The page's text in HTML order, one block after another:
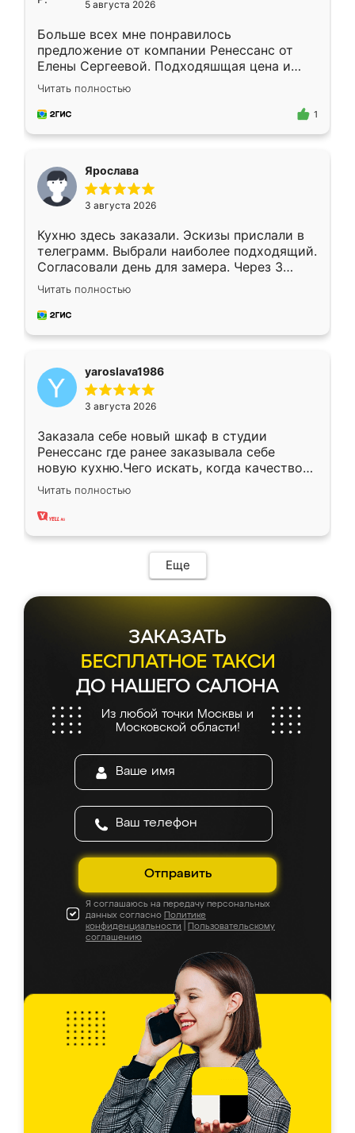
5 августа 2026
Больше всех мне понравилось
предложение от компании Ренессанс от
Елены Сергеевой. Подходяшщая цена и
короткие сроки изготовления. Приехавший
для замера сотрудник Владислав
предложил по моему эскизу самый
Читать полностью
1
Ярослава
3 августа 2026
Кухню здесь заказали. Эскизы прислали в
телеграмм. Выбрали наиболее подходящий.
Согласовали день для замера. Через 3
недели кухня была уже готова. Остались
довольны работой. Спасибо Ренессанс
мебель за качественную работу!
Читать полностью
yaroslava1986
3 августа 2026
Заказала себе новый шкаф в студии
Ренессанс где ранее заказывала себе
новую кухню.Чего искать, когда качеством
вполне довольна. Служит кухня уже почти
два года, нареканий нет.
Читать полностью
Еще
ЗАКАЗАТЬ
БЕСПЛАТНОЕ ТАКСИ
ДО НАШЕГО САЛОНА
Из любой точки Москвы и
Московской области!
Отправить
Я соглашаюсь на передачу персональных
данных согласно Политике
конфиденциальности
Пользовательскому
соглашению